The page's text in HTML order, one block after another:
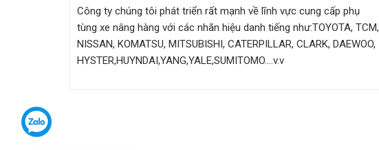
Công ty chúng tôi phát triển rất mạnh về lĩnh vực cung cấp phụ
tùng xe nâng hàng với các nhãn hiệu danh tiếng như:TOYOTA, TCM,
NISSAN, KOMATSU, MITSUBISHI, CATERPILLAR, CLARK, DAEWOO,
HYSTER,HUYNDAI,YANG,YALE,SUMITOMO….v.v